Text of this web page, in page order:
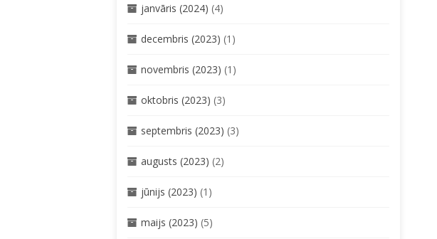
janvāris (2024) (4)
decembris (2023) (1)
novembris (2023) (1)
oktobris (2023) (3)
septembris (2023) (3)
augusts (2023) (2)
jūnijs (2023) (1)
maijs (2023) (5)